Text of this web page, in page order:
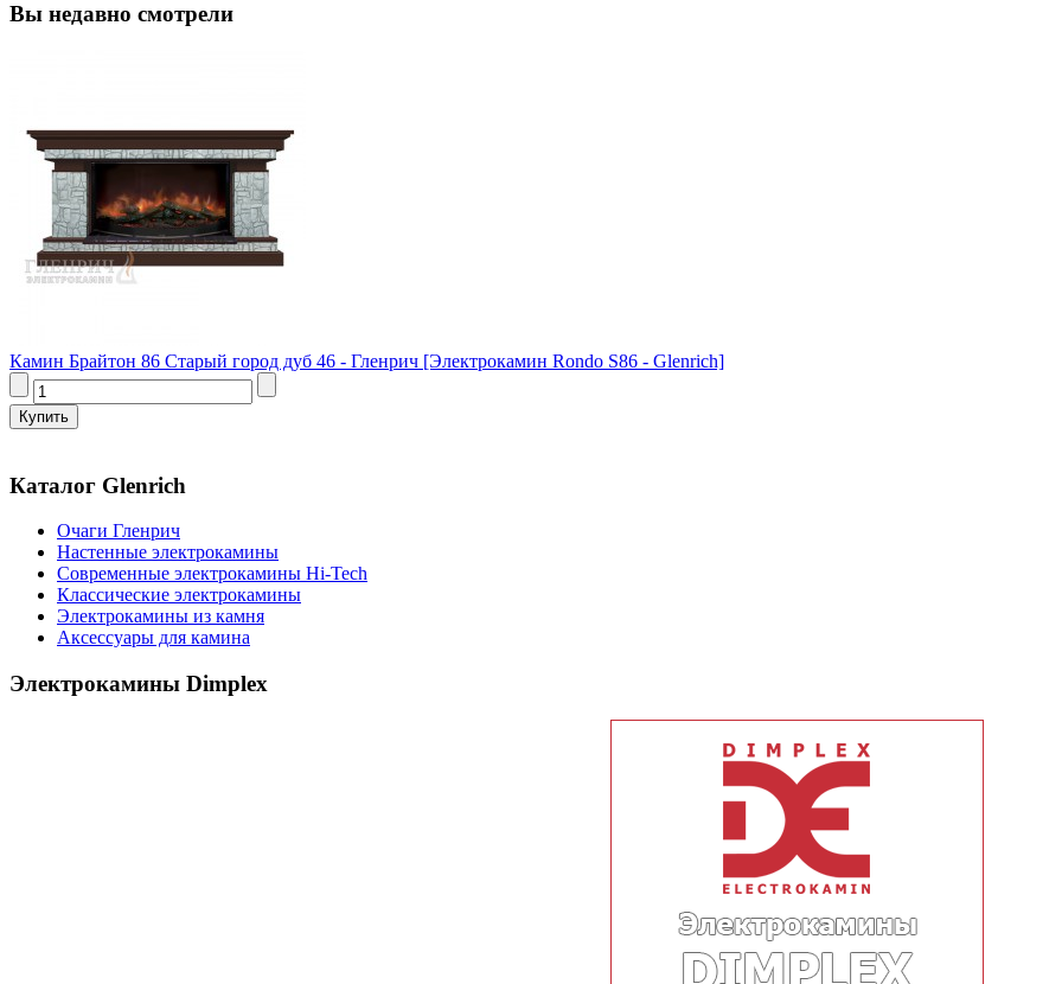
Вы недавно смотрели
Камин Брайтон 86 Старый город дуб 46 - Гленрич [Электрокамин Rondo S86 - Glenrich]
Каталог Glenrich
Очаги Гленрич
Настенные электрокамины
Современные электрокамины Hi-Tech
Классические электрокамины
Электрокамины из камня
Аксессуары для камина
Электрокамины Dimplex